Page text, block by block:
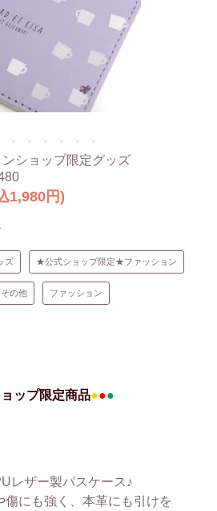
ショップ限定グッズ
1,980円)
ズ ★公式ショップ限定★ファッション
の他 ファッション
ップ限定商品●●●
レザー製パスケース♪
傷にも強く、本革にも引けを